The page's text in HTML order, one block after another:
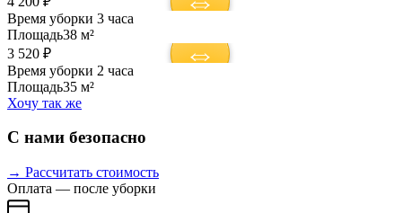
Время уборки 3 часа
Площадь38 м²
3 520 ₽
Время уборки 2 часа
Площадь35 м²
Хочу так же
С нами безопасно
→ Рассчитать стоимость
Оплата — после уборки